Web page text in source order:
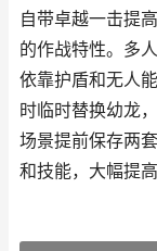
自带卓越一击提
的作战特性。多
依靠护盾和无人
时临时替换幼龙
场景提前保存两
和技能，大幅提